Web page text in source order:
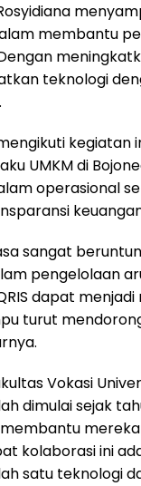
membantu
teknologi
kegiatan
UMKM di
operasional
sangat
pengelolaan
dapat
turut
Vokasi
dimulai sejak
kolaborasi ini
satu teknologi